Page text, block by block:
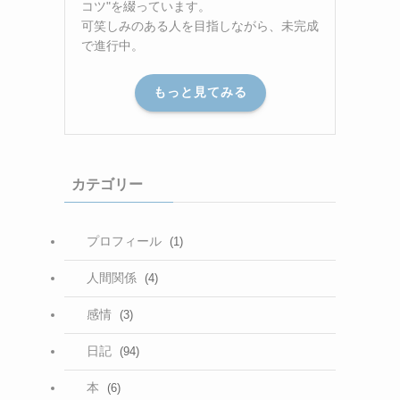
コツ"を綴っています。
可笑しみのある人を目指しながら、未完成
で進行中。
もっと見てみる
カテゴリー
プロフィール (1)
人間関係 (4)
感情 (3)
日記 (94)
本 (6)